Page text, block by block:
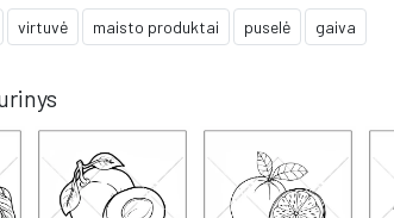
virtuvė maisto produktai puselė gaiva